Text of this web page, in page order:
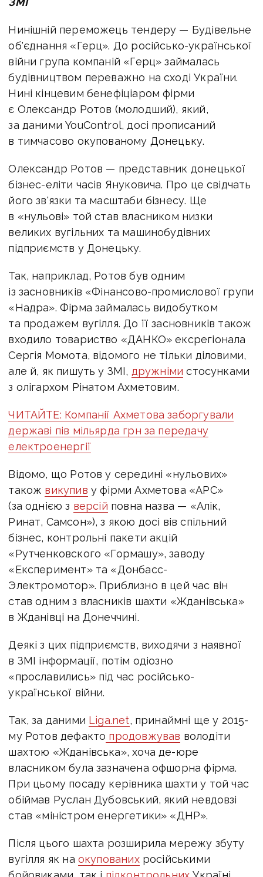
Нинішній переможець тендеру — Будівельне
об'єднання «Герц». До російсько-української
війни група компаній «Герц» займалась
будівництвом переважно на сході України.
Нині кінцевим бенефіціаром фірми
є Олександр Ротов (молодший), який,
за даними YouControl, досі прописаний
в тимчасово окупованому Донецьку.
Олександр Ротов — представник донецької
бізнес-еліти часів Януковича. Про це свідчать
його зв'язки та масштаби бізнесу. Ще
в «нульові» той став власником низки
великих вугільних та машинобудівних
підприємств у Донецьку.
Так, наприклад, Ротов був одним
із засновників «Фінансово-промислової групи
«Надра». Фірма займалась видобутком
та продажем вугілля. До її засновників також
входило товариство «ДАНКО» ексрегіонала
Сергія Момота, відомого не тільки діловими,
але й, як пишуть у ЗМІ, дружніми стосунками
з олігархом Рінатом Ахметовим.
ЧИТАЙТЕ: Компанії Ахметова заборгували
державі пів мільярда грн за передачу
електроенергії
Відомо, що Ротов у середині «нульових»
також викупив у фірми Ахметова «АРС»
(за однією з версій повна назва — «Алік,
Ринат, Самсон»), з якою досі вів спільний
бізнес, контрольні пакети акцій
«Рутченковского «Гормашу», заводу
«Експеримент» та «Донбасс-
Электромотор». Приблизно в цей час він
став одним з власників шахти «Жданівська»
в Жданівці на Донеччині.
Деякі з цих підприємств, виходячи з наявної
в ЗМІ інформації, потім одіозно
«прославились» під час російсько-
української війни.
Так, за даними Liga.net, принаймні ще у 2015-
му Ротов дефакто продовжував володіти
шахтою «Жданівська», хоча де-юре
власником була зазначена офшорна фірма.
При цьому посаду керівника шахти у той час
обіймав Руслан Дубовський, який невдовзі
став «міністром енергетики» «ДНР».
Після цього шахта розширила мережу збуту
вугілля як на окупованихросійськими